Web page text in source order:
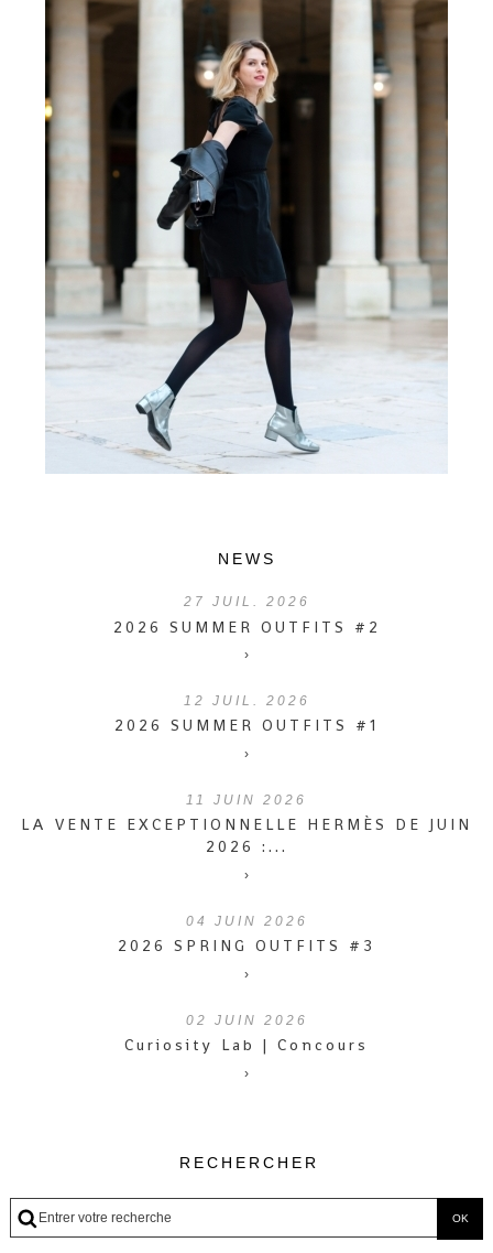
NEWS
27 JUIL. 2026
2026 SUMMER OUTFITS #2
›
12 JUIL. 2026
2026 SUMMER OUTFITS #1
›
11 JUIN 2026
LA VENTE EXCEPTIONNELLE HERMÈS DE JUIN
2026 :...
›
04 JUIN 2026
2026 SPRING OUTFITS #3
›
02 JUIN 2026
Curiosity Lab | Concours
›
RECHERCHER